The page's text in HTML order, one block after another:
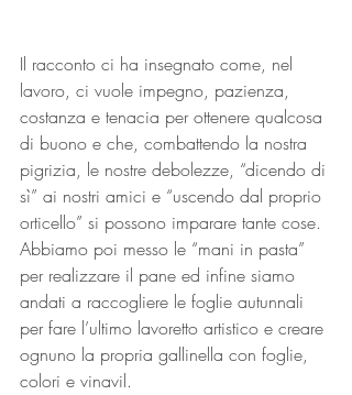
Il racconto ci ha insegnato come, nel
lavoro, ci vuole impegno, pazienza,
costanza e tenacia per ottenere qualcosa
di buono e che, combattendo la nostra
pigrizia, le nostre debolezze, “dicendo di
sì” ai nostri amici e “uscendo dal proprio
orticello” si possono imparare tante cose.
Abbiamo poi messo le “mani in pasta”
per realizzare il pane ed infine siamo
andati a raccogliere le foglie autunnali
per fare l’ultimo lavoretto artistico e creare
ognuno la propria gallinella con foglie,
colori e vinavil.